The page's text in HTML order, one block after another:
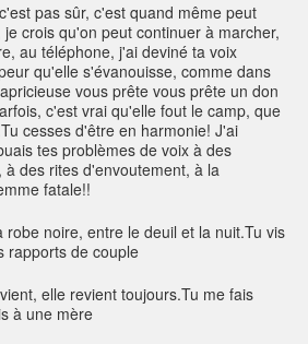
pas sûr, c'est quand même peut
crois qu'on peut continuer à marcher,
au téléphone, j'ai deviné ta voix
qu'elle s'évanouisse, comme dans
vous prête vous prête un don
c'est vrai qu'elle fout le camp, que
cesses d'être en harmonie! J'ai
tes problèmes de voix à des
des rites d'envoutement, à la
fatale!!
robe noire, entre le deuil et la nuit.Tu vis
rapports de couple
elle revient toujours.Tu me fais
à une mère